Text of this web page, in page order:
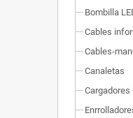
Bombilla
Cables
Cables-
Canaletas
Cargadores